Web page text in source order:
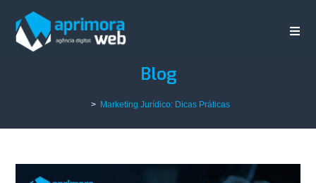
Blog
> Marketing Jurídico: Dicas Práticas